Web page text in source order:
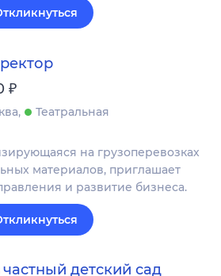
₽
Театральная
на грузоперевозках
материалов, приглашает
и развитие бизнеса.
детский сад